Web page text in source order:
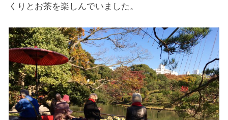
くりとお茶を楽しんでいました。